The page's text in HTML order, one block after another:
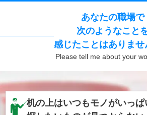
あなたの職場で
次のようなこと
感じたことはありませ
机の上はいつもモノがいっぱ